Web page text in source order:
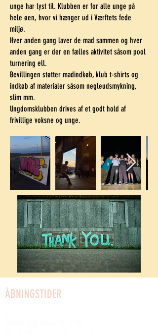
unge har lyst til. Klubben er for alle unge på
hele øen, hvor vi hænger ud i Værftets fede
miljø.
Hver anden gang laver de mad sammen og hver
anden gang er der en fælles aktivitet såsom pool
turnering ell.
Bevillingen støtter madindkøb, klub t-shirts og
indkøb af materialer såsom negleudsmykning,
slim mm.
Ungdomsklubben drives af et godt hold af
frivillige voksne og unge.
ÅBNINGSTIDER